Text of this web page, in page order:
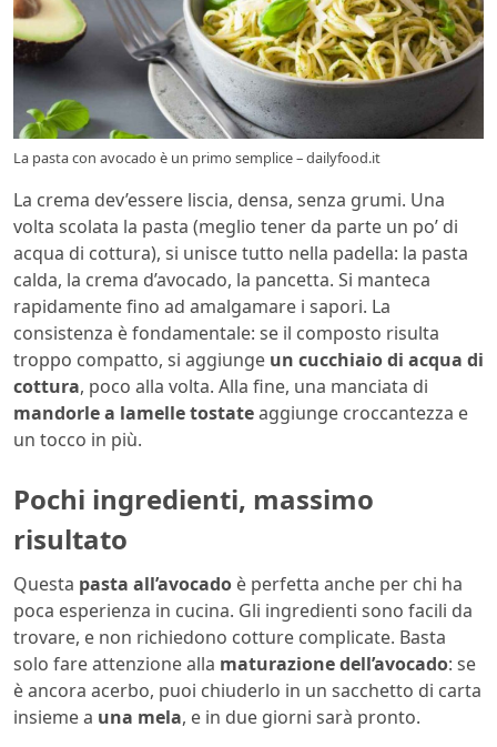
La pasta con avocado è un primo semplice – dailyfood.it
La crema dev’essere liscia, densa, senza grumi. Una
volta scolata la pasta (meglio tener da parte un po’ di
acqua di cottura), si unisce tutto nella padella: la pasta
calda, la crema d’avocado, la pancetta. Si manteca
rapidamente fino ad amalgamare i sapori. La
consistenza è fondamentale: se il composto risulta
troppo compatto, si aggiunge un cucchiaio di acqua di
cottura, poco alla volta. Alla fine, una manciata di
mandorle a lamelle tostateaggiunge croccantezza e
un tocco in più.
Pochi ingredienti, massimo
risultato
Questa pasta all’avocado è perfetta anche per chi ha
poca esperienza in cucina. Gli ingredienti sono facili da
trovare, e non richiedono cotture complicate. Basta
solo fare attenzione alla maturazione dell’avocado: se
è ancora acerbo, puoi chiuderlo in un sacchetto di carta
insieme a una mela, e in due giorni sarà pronto.